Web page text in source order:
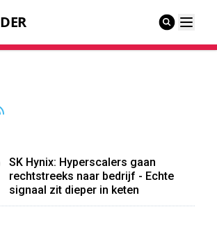
SK Hynix: Hyperscalers gaan
rechtstreeks naar bedrijf - Echte
signaal zit dieper in keten